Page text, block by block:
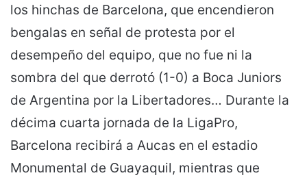
los hinchas de Barcelona, que encendieron
bengalas en señal de protesta por el
desempeño del equipo, que no fue ni la
sombra del que derrotó (1-0) a Boca Juniors
de Argentina por la Libertadores… Durante la
décima cuarta jornada de la LigaPro,
Barcelona recibirá a Aucas en el estadio
Monumental de Guayaquil, mientras que